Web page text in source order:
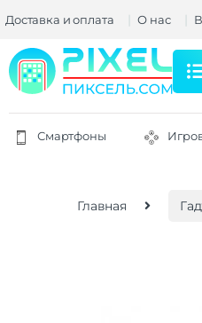
Доставка и оплата О нас
Смартфоны
Главная